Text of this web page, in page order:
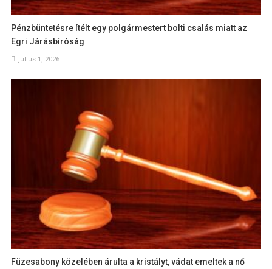
Pénzbüntetésre ítélt egy polgármestert bolti csalás miatt az
Egri Járásbíróság
július 1, 2026
Füzesabony közelében árulta a kristályt, vádat emeltek a nő